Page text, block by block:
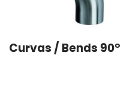
Curvas / Bends 90°